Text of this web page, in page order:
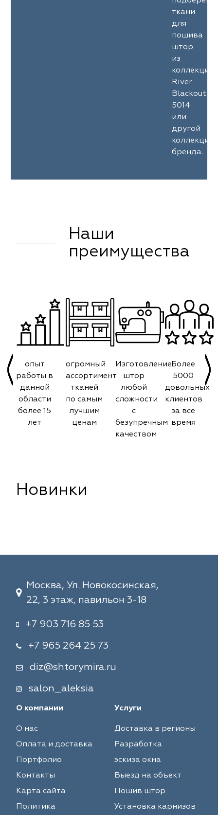
ткани
для
пошива
штор
из
River
Blackout
5014
или
другой
коллекции
бренда.
Наши
преимущества
опыт
работы в
данной
области
более 15
лет
огромный
ассортимент
тканей
по самым
лучшим
ценам
Изготовление
штор
любой
сложности
с
безупречным
качеством
Более
5000
довольных
клиентов
за все
время
Новинки
Москва, Ул. Новокосинская,
22, 3 этаж, павильон 3-18
+7 903 716 85 53
+7 965 264 25 73
diz@shtorymira.ru
salon_aleksia
О компании
О нас
Оплата и доставка
Портфолио
Контакты
Карта сайта
Политика
Услуги
Доставка в регионы
Разработка
эскиза окна
Выезд на объект
Пошив штор
Установка карнизов